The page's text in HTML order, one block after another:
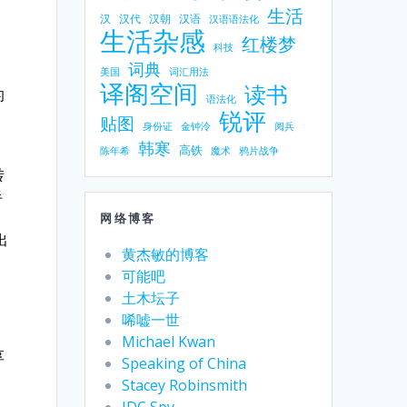
汉 汉代 汉朝 汉语 汉语语法化 生活
生活杂感 科技 红楼梦
美国 词典 词汇用法
译阁空间 语法化 读书
贴图 身份证 金钟泠 锐评
阅兵
陈年希
韩寒 高铁 魔术 鸦片战争
网络博客
黄杰敏的博客
可能吧
土木坛子
唏嘘一世
Michael Kwan
Speaking of China
Stacey Robinsmith